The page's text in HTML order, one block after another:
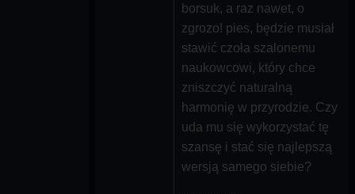
borsuk, a raz nawet, o
zgrozo! pies, będzie musiał
stawić czoła szalonemu
naukowcowi, który chce
zniszczyć naturalną
harmonię w przyrodzie. Czy
uda mu się wykorzystać tę
szansę i stać się najlepszą
wersją samego siebie?